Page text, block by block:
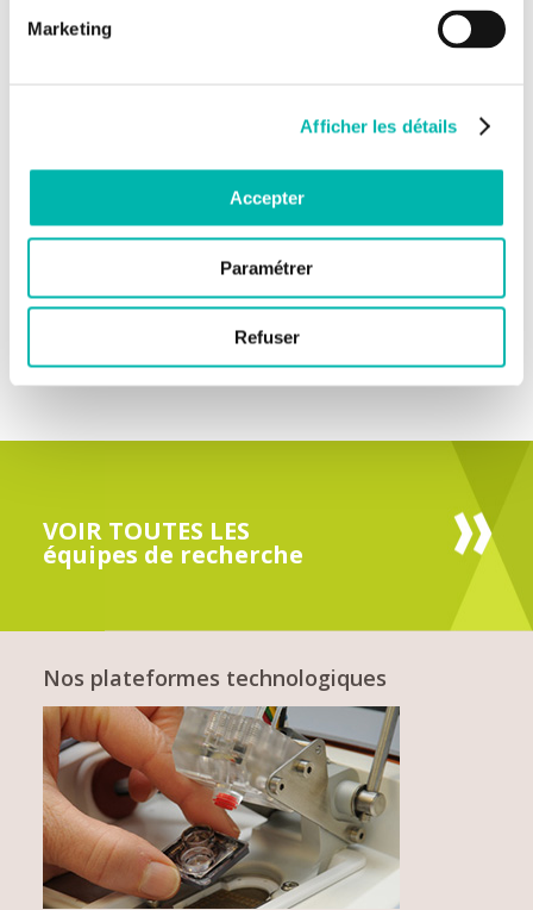
Marketing
Afficher les détails
Accepter
Paramétrer
Refuser
VOIR TOUTES LES
équipes de recherche
Nos plateformes technologiques